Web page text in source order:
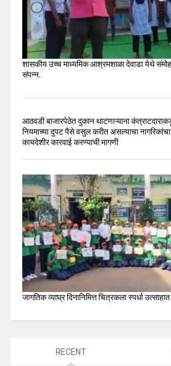
शासकीय उच्च माध्यमिक आश्रमशाळा देवाडा येथे
संपन्न.
आठवडी बाजारपेठेत दुकान थाटणाऱ्याना
नियमाच्या दुपट पैसे वसुल करीत असल्याचा
कायदेशीर कारवाई करण्याची मागणी
जागतिक व्याघ्र दिनानिमित्त चित्रकला स्पर्धा
RECENT